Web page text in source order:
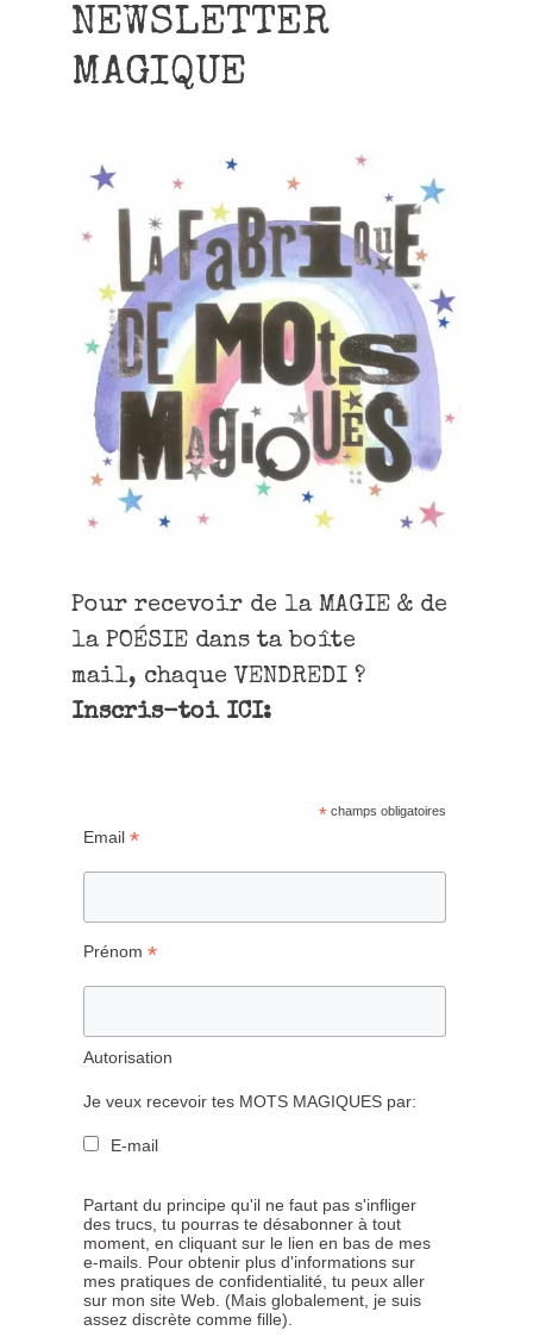
NEWSLETTER
MAGIQUE
Pour recevoir de la MAGIE & de
la POÉSIE dans ta boîte
mail, chaque VENDREDI ?
Inscris-toi ICI:
* champs obligatoires
Email *
Prénom *
Autorisation
Je veux recevoir tes MOTS MAGIQUES par:
E-mail
Partant du principe qu'il ne faut pas s'infliger
des trucs, tu pourras te désabonner à tout
moment, en cliquant sur le lien en bas de mes
e-mails. Pour obtenir plus d'informations sur
mes pratiques de confidentialité, tu peux aller
sur mon site Web. (Mais globalement, je suis
assez discrète comme fille).